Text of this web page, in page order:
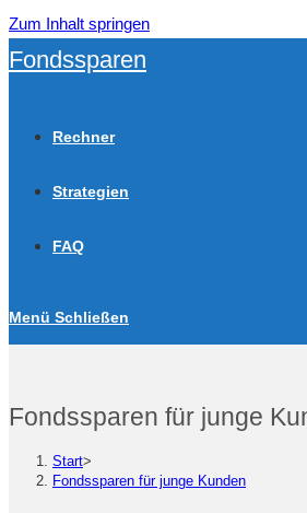
Zum Inhalt springen
Fondssparen
Rechner
Strategien
FAQ
Menü Schließen
Fondssparen für junge
Start>
Fondssparen für junge Kunden